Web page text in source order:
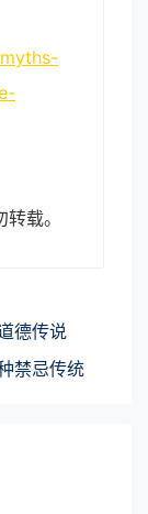
载。
德传说
禁忌传统